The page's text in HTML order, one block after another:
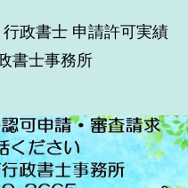
政書士 申請許可実績
書士事務所